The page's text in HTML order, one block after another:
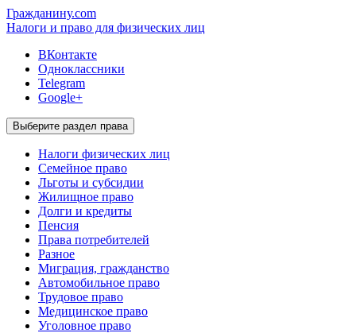
Гражданину.com
Налоги и право для физических лиц
ВКонтакте
Одноклассники
Telegram
Google+
Выберите раздел права
Налоги физических лиц
Семейное право
Льготы и субсидии
Жилищное право
Долги и кредиты
Пенсия
Права потребителей
Разное
Миграция, гражданство
Автомобильное право
Трудовое право
Медицинское право
Уголовное право